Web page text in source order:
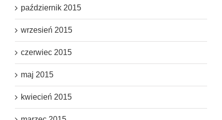
październik 2015
wrzesień 2015
czerwiec 2015
maj 2015
kwiecień 2015